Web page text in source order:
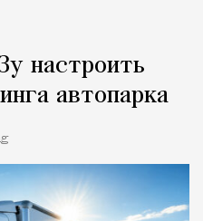
настроить
автопарка